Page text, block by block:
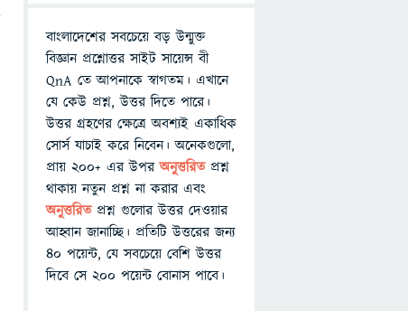
বাংলাদেশের সবচেয়ে বড় উন্মুক্ত
বিজ্ঞান প্রশ্নোত্তর সাইট সায়েন্স বী
QnA তে আপনাকে স্বাগতম। এখানে
যে কেউ প্রশ্ন, উত্তর দিতে পারে।
উত্তর গ্রহণের ক্ষেত্রে অবশ্যই একাধিক
সোর্স যাচাই করে নিবেন। অনেকগুলো,
প্রায় ২০০+ এর উপরঅনুত্তরিতপ্রশ্ন
থাকায় নতুন প্রশ্ন না করার এবং
অনুত্তরিত প্রশ্ন গুলোর উত্তর দেওয়ার
আহ্বান জানাচ্ছি। প্রতিটি উত্তরের জন্য
৪০ পয়েন্ট, যে সবচেয়ে বেশি উত্তর
দিবে সে ২০০ পয়েন্ট বোনাস পাবে।